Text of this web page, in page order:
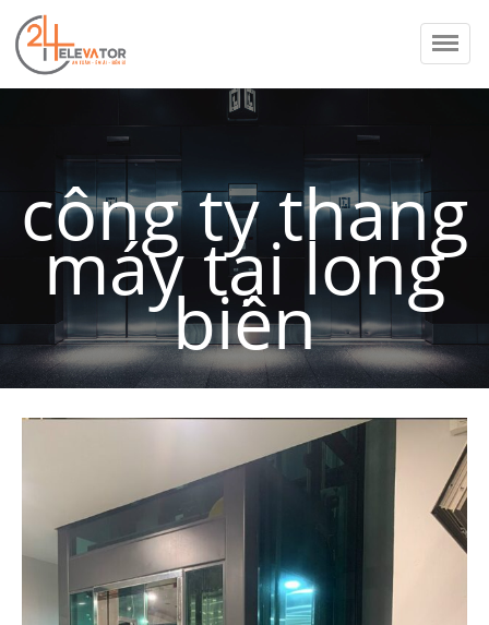
Giới thiệu
Sản phẩm
Dịch vụ
Dự án
Tin tức
Liên hệ
công ty thang
máy tại long
biên